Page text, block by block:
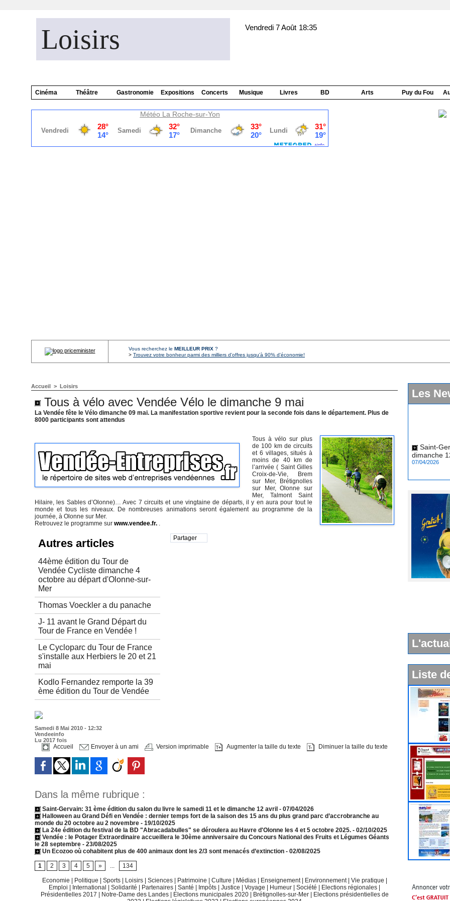
Loisirs Vendredi 7 Août 18:35
Cinéma Théâtre Gastronomie Expositions Concerts Musique Livres BD Arts Puy du Fou
Météo La Roche-sur-Yon
Vous recherchez le MEILLEUR PRIX ?
> Trouvez votre bonheur parmi des milliers d'offres jusqu'à 90% d'économie!
Accueil > Loisirs
Tous à vélo avec Vendée Vélo le dimanche 9 mai
La Vendée fête le Vélo dimanche 09 mai. La manifestation sportive revient pour la seconde fois dans le département. Plus de
8000 participants sont attendus
Tous à vélo sur plus
de 100 km de circuits
et 6 villages, situés à
moins de 40 km de
l’arrivée ( Saint Gilles
Croix-de-Vie, Brem
sur Mer, Brétignolles
sur Mer, Olonne sur
Mer, Talmont Saint
Hilaire, les Sables d’Olonne)… Avec 7 circuits et une vingtaine de départs, il y en aura pour tout le
monde et tous les niveaux. De nombreuses animations seront également au programme de la
journée, à Olonne sur Mer.
Retrouvez le programme sur www.vendee.fr. .
Autres articles
44ème édition du Tour de
Vendée Cycliste dimanche 4
octobre au départ d'Olonne-sur-
Mer
Thomas Voeckler a du panache
J- 11 avant le Grand Départ du
Tour de France en Vendée !
Le Cycloparc du Tour de France
s'installe aux Herbiers le 20 et 21
mai
Kodlo Fernandez remporte la 39
ème édition du Tour de Vendée
Partager
Samedi 8 Mai 2010 - 12:32
Vendeeinfo
Lu 2017 fois
Accueil Envoyer à un ami Version imprimable Augmenter la taille du texte Diminuer la taille du texte
Dans la même rubrique :
Saint-Gervain: 31 ème édition du salon du livre le samedi 11 et le dimanche 12 avril - 07/04/2026
Halloween au Grand Défi en Vendée : dernier temps fort de la saison des 15 ans du plus grand parc d’accrobranche au
monde du 20 octobre au 2 novembre - 19/10/2025
La 24e édition du festival de la BD "Abracadabulles" se déroulera au Havre d'Olonne les 4 et 5 octobre 2025. - 02/10/2025
Vendée : le Potager Extraordinaire accueillera le 30ème anniversaire du Concours National des Fruits et Légumes Géants
le 28 septembre - 23/08/2025
Un Ecozoo où cohabitent plus de 400 animaux dont les 2/3 sont menacés d’extinction - 02/08/2025
1 2 3 4 5 » ... 134
Economie Politique Sports Loisirs Sciences Patrimoine Culture Médias Enseignement Environnement Vie pratique
Emploi
International Solidarité Partenaires Santé Impôts Justice Voyage Humeur Société Elections régionales
Présidentielles 2017
Notre-Dame des Landes Elections municipales 2020 Brétignolles-sur-Mer
Elections présidentielles de
Les
dimanche
07/04/2026
Liste